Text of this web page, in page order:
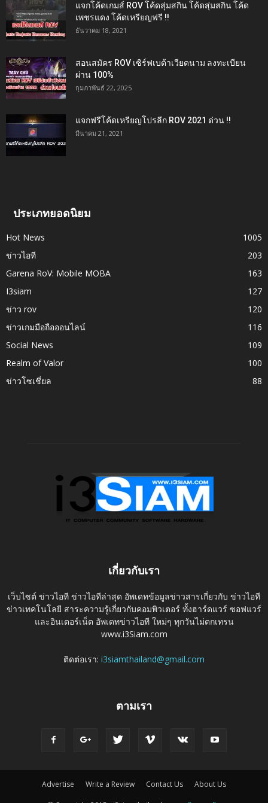
แจกโค้ดเกมส์ ROV โค้ดสุ่มสกิน โค้ดสุ่มสกิน โค้ด
เพชรแดง โค้ดเหรียญฟรี !!
ธันวาคม 18, 2021
สอนสมัคร ROV เซิร์ฟเบต้าเวียดนาม ลงทะเบียน
ผ่าน 100%
กุมภาพันธ์ 22, 2025
แจกฟรีโค้ดเหรียญโปรลีก ROV 2021 ด่วน !!
มีนาคม 21, 2021
ประเภทยอดนิยม
Hot News
1005
ข่าวไอที
203
Garena RoV: Mobile MOBA
163
I3siam
127
ข่าว rov
120
ข่าวเกมมือถือออนไลน์
116
Social News
109
Realm of Valor
100
ข่าวโซเชี่ยล
88
เกี่ยวกับเรา
เว็บไซต์ ข่าวไอที ข่าวไอทีล่าสุด อัพเดทข้อมูลข่าวสารเกี่ยวกับ ข่าวไอที
ข่าวเทคโนโลยี สาระความรู้เกี่ยวกับคอมพิวเตอร์ ทั้งฮาร์ดแวร์ ซอฟแวร์
และอินเตอร์เน็ต อัพเดทข่าวไอที ใหม่ๆ ทุกวันไม่ตกเทรน
www.i3Siam.com
ติดต่อเรา: i3siamthailand@gmail.com
ตามเรา
Advertise Write a Review Contact Us About Us